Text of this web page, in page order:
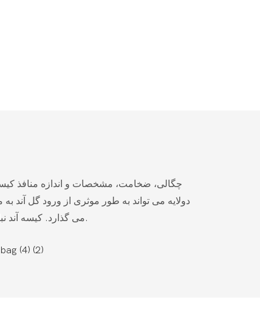
چگالی، ضخامت، مشخصات و اندازه منافذ
دولایه می تواند به طور موثری از ورود گل آند
می گذارد. کیسه آند نباید مستقیماً به سطح آند متصل شود. به طور کلی، کیسه آند باید با یک سبد تیتانیومی بسته بندی شود.